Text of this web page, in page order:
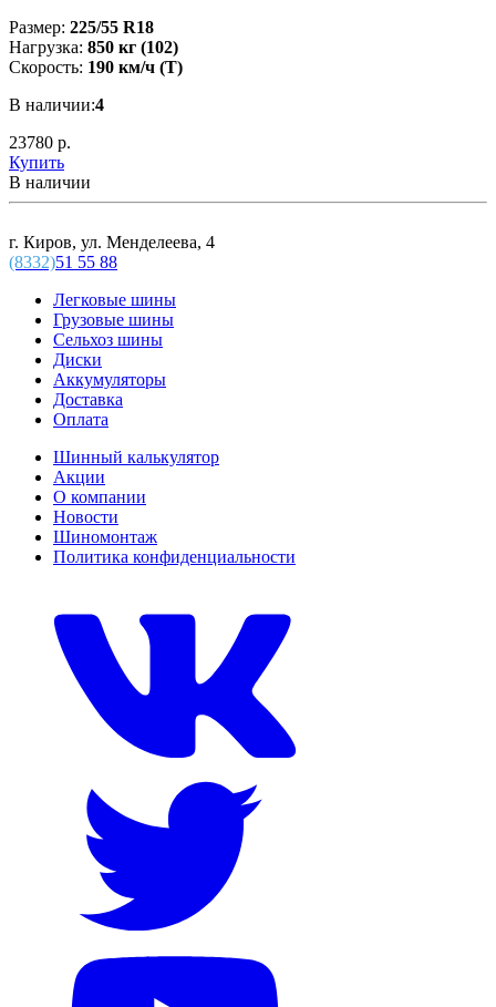
Размер: 225/55 R18
Нагрузка: 850 кг (102)
Скорость: 190 км/ч (Т)
В наличии:4
23780 р.
Купить
В наличии
г. Киров, ул. Менделеева, 4
(8332)51 55 88
Легковые шины
Грузовые шины
Сельхоз шины
Диски
Аккумуляторы
Доставка
Оплата
Шинный калькулятор
Акции
О компании
Новости
Шиномонтаж
Политика конфиденциальности